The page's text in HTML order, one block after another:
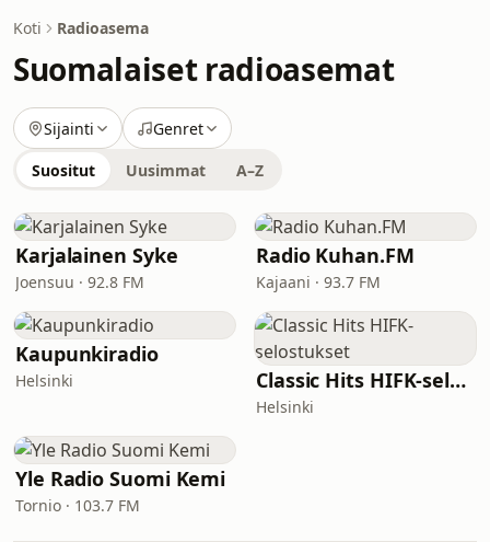
Koti Radioasema
Suomalaiset radioasemat
Sijainti Genret
Suositut Uusimmat A–Z
Karjalainen Syke
Joensuu · 92.8 FM
Radio Kuhan.FM
Kajaani · 93.7 FM
Kaupunkiradio
Helsinki Classic Hits HIFK-selostukset
Helsinki
Yle Radio Suomi Kemi
Tornio · 103.7 FM